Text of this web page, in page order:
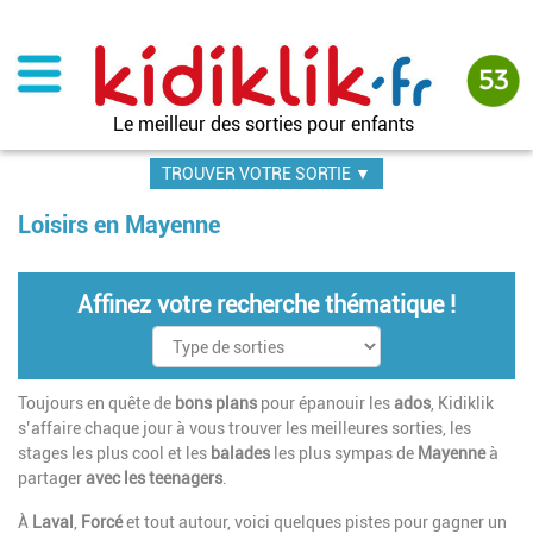
contenu
principal
Le meilleur des sorties pour enfants
TROUVER VOTRE SORTIE ▼
Loisirs en Mayenne
Affinez votre recherche thématique !
Toujours en quête de bons plans pour épanouir lesados, Kidiklik
s’affaire chaque jour à vous trouver les meilleures sorties, les
stages les plus cool et les balades les plus sympas de Mayenneà
partageravec les teenagers.
À Laval , Forcéet tout autour, voici quelques pistes pour gagner un